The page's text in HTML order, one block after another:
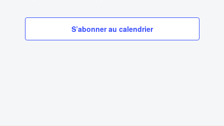
S’abonner au calendrier